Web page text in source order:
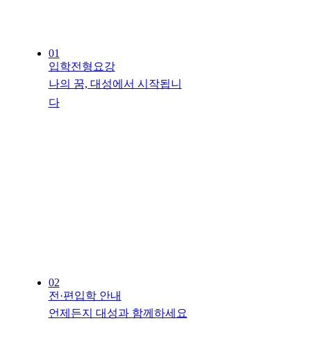
01
입학전형요강
나의 꿈, 대성에서 시작됩니
다
02
전·편입학 안내
언제든지 대성과 함께하세요